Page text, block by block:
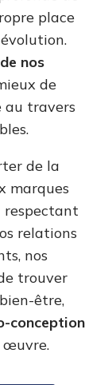
place
nos
de
au travers
de la
marques
respectant
relations
nos
trouver
être,
conception
œuvre.